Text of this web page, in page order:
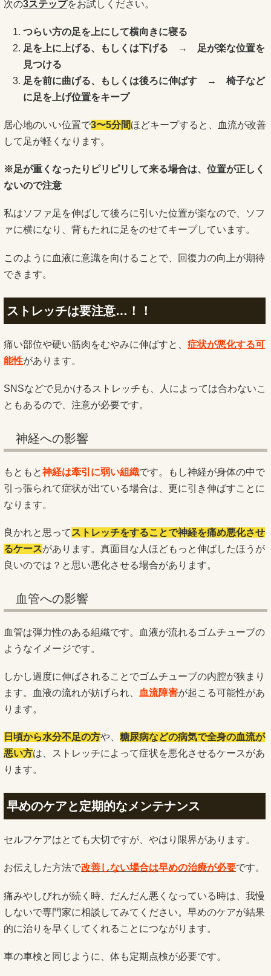
次の3ステップをお試しください。
つらい方の足を上にして横向きに寝る
足を上に上げる、もしくは下げる → 足が楽な位置を
見つける
足を前に曲げる、もしくは後ろに伸ばす → 椅子など
に足を上げ位置をキープ
居心地のいい位置で3〜5分間ほどキープすると、血流が改善
して足が軽くなります。
※足が重くなったりピリピリして来る場合は、位置が正しく
ないので注意
私はソファ足を伸ばして後ろに引いた位置が楽なので、ソフ
ァに横になり、背もたれに足をのせてキープしています。
このように血液に意識を向けることで、回復力の向上が期待
できます。
ストレッチは要注意…！！
痛い部位や硬い筋肉をむやみに伸ばすと、 症状が悪化する可
能性があります。
SNSなどで見かけるストレッチも、人によっては合わないこ
ともあるので、注意が必要です。
神経への影響
もともと神経は牽引に弱い組織です。もし神経が身体の中で
引っ張られて症状が出ている場合は、更に引き伸ばすことに
なります。
良かれと思って ストレッチをすることで神経を痛め悪化させ
るケースがあります。真面目な人ほどもっと伸ばしたほうが
良いのでは？と思い悪化させる場合があります。
血管への影響
血管は弾力性のある組織です。血液が流れるゴムチューブの
ようなイメージです。
しかし過度に伸ばされることでゴムチューブの内腔が狭まり
ます。血液の流れが妨げられ、
血流障害が起こる可能性があ
ります。
日頃から水分不足の方や、 糖尿病などの病気で全身の血流が
悪い方は、ストレッチによって症状を悪化させるケースがあ
ります。
早めのケアと定期的なメンテナンス
セルフケアはとても大切ですが、やはり限界があります。
お伝えした方法で改善しない場合は早めの治療が必要です。
痛みやしびれが続く時、だんだん悪くなっている時は、我慢
しないで専門家に相談してみてください。早めのケアが結果
的に治りを早くしてくれることにつながります。
車の車検と同じように、体も定期点検が必要です。